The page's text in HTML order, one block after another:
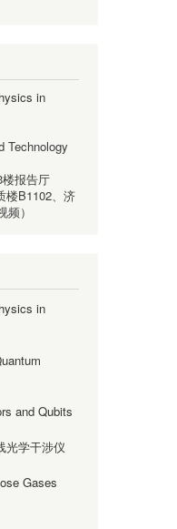
in
Technology
报告厅
楼B1102、济
）
in
and Qubits
光学干涉仪
Gases